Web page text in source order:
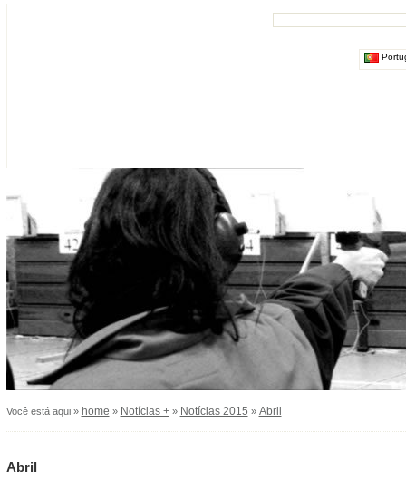
Você está aqui » home » Notícias +» Notícias 2015 » Abril
Abril